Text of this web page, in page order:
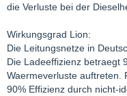
die Verluste bei der
Wirkungsgrad Lion:
Die Leitungsnetze in
Die Ladeeffizienz betraegt
Waermeverluste auftreten.
90% Effizienz durch nicht-